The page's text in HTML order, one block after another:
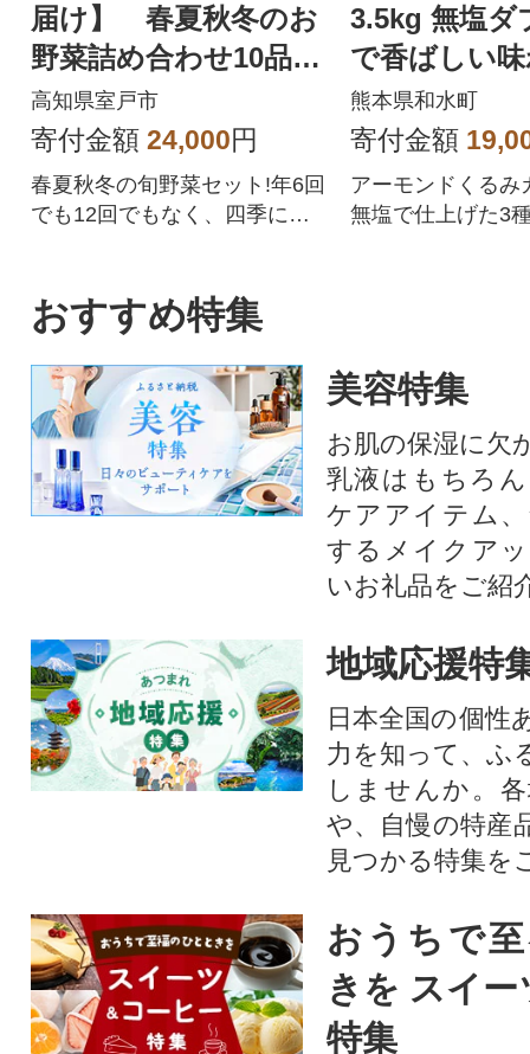
届け】 春夏秋冬のお
野菜詰め合わせ10品
レシピ付き春夏秋冬の
野菜セット
高知県室戸市
寄付金額 24,000円
春夏秋冬の旬野菜セット!年6回
でも12回でもなく、四季に合
マト)、なす、さつま芋(さつま
いも)、大根、じゃがいも、人
参(ニンジン)、キャベツ、白菜
などを野菜詰め合わせ!野菜ジ
ュース・野菜スープなど野菜
中心の生活に、アウトドア、
キャンプなどのBBQ(バーベキ
ュー)にもご活用いただけま
3.5kg 無塩ダ
で香ばしい
0g × 5袋 )
熊本県和水町
寄付金額
アーモンドくるみ
無塩で仕上げた3
おすすめ特集
美容特集
お肌の保湿に欠
乳液はもちろ
ケアアイテム
するメイクア
いお礼品をご紹
地域応援特
日本全国の個性
力を知って、ふ
しませんか。
や、自慢の特産
見つかる特集を
おうちで
きを スイ
特集